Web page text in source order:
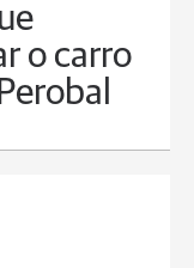
o carro